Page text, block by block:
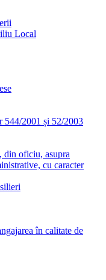
Local
544/2001 și 52/2003
din oficiu, asupra
cu caracter
în calitate de